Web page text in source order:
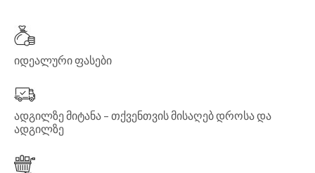
იდეალური ფასები
ადგილზე მიტანა – თქვენთვის მისაღებ დროსა და
ადგილზე